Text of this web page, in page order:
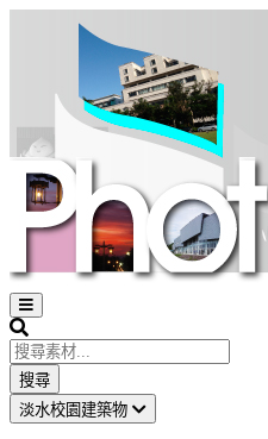
Open
sidebar
Search
搜尋
淡水校園建築物